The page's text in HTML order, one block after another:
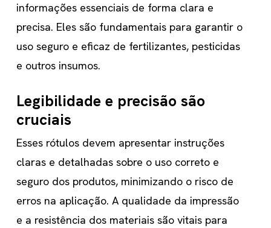
informações essenciais de forma clara e
precisa. Eles são fundamentais para garantir o
uso seguro e eficaz de fertilizantes, pesticidas
e outros insumos.
Legibilidade e precisão são
cruciais
Esses rótulos devem apresentar instruções
claras e detalhadas sobre o uso correto e
seguro dos produtos, minimizando o risco de
erros na aplicação. A qualidade da impressão
e a resistência dos materiais são vitais para